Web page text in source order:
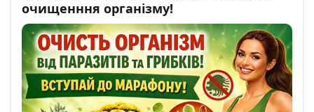
очищенння організму!